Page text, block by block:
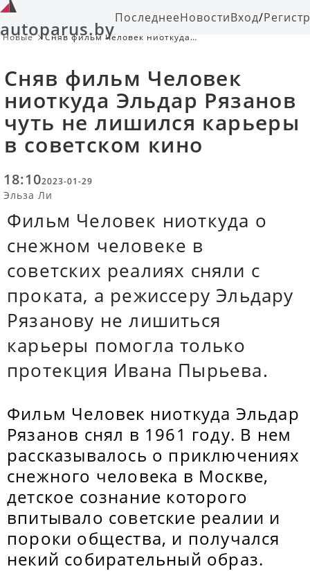
autoparus.byПоследнееНовостиВход/
Новые
Сняв фильм Человек ниоткуда
Сняв фильм Человек
ниоткуда Эльдар Рязанов
чуть не лишился карьеры
в советском кино
18:102023-01-29
Эльза Ли
Фильм Человек ниоткуда о
снежном человеке в
советских реалиях сняли с
проката, а режиссеру Эльдару
Рязанову не лишиться
карьеры помогла только
протекция Ивана Пырьева.
Фильм Человек ниоткуда Эльдар
Рязанов снял в 1961 году. В нем
рассказывалось о приключениях
снежного человека в Москве,
детское сознание которого
впитывало советские реалии и
пороки общества, и получался
некий собирательный образ.